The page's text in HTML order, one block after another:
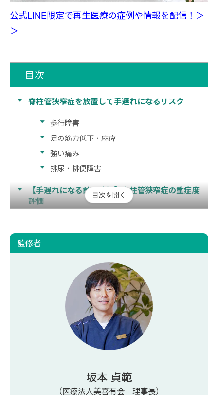
公式LINE限定で再生医療の症例や情報を配信！＞
＞
目次
脊柱管狭窄症を放置して手遅れになるリスク
歩行障害
足の筋力低下・麻痺
強い痛み
排尿・排便障害
【手遅れになる前に確認】脊柱管狭窄症の重症度
評価
再生医療
脊柱管狭窄症を手遅れにしない予防法
脊柱管狭窄症は手遅れになる前に受診しよう
脊柱管狭窄症の手遅れな状態に関するよくある質
脊柱管狭窄症は手術しないで治すことができ
目次を開く
監修者
坂本 貞範
（医療法人美喜有会 理事長）